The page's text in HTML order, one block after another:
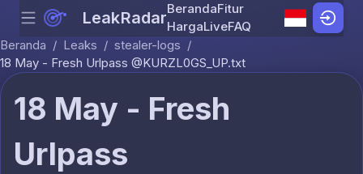
Skip to content
Menu LeakRadarBerandaFitur
HargaLiveFAQ
Beranda / Leaks / stealer-logs /
18 May - Fresh Urlpass @KURZL0GS_UP.txt
18 May - Fresh
Urlpass